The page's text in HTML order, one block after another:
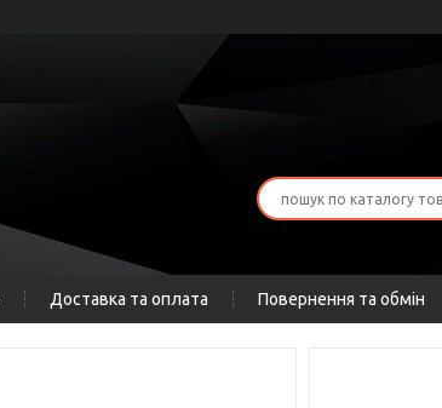
Доставка та оплата Повернення та обмін